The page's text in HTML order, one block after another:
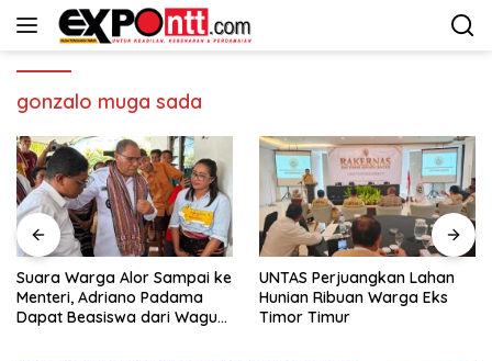
Langsung
gonzalo muga sada
Suara Warga Alor Sampai ke
Menteri, Adriano Padama
Dapat Beasiswa dari Wagub
UNTAS Perjuangkan Lahan
Hunian Ribuan Warga Eks
Timor Timur